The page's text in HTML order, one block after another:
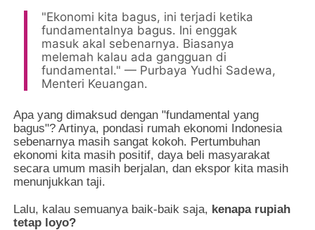
"Ekonomi kita bagus, ini terjadi ketika
fundamentalnya bagus. Ini enggak
masuk akal sebenarnya. Biasanya
melemah kalau ada gangguan di
fundamental." — Purbaya Yudhi Sadewa,
Menteri Keuangan.
Apa yang dimaksud dengan "fundamental yang
bagus"? Artinya, pondasi rumah ekonomi Indonesia
sebenarnya masih sangat kokoh. Pertumbuhan
ekonomi kita masih positif, daya beli masyarakat
secara umum masih berjalan, dan ekspor kita masih
menunjukkan taji.
Lalu, kalau semuanya baik-baik saja, kenapa rupiah
tetap loyo?